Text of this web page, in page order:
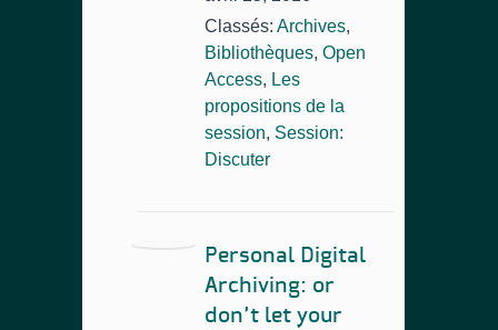
Classés: Archives,
Bibliothèques, Open
Access, Les
propositions de la
session, Session:
Discuter
Personal Digital
Archiving: or
don’t let your